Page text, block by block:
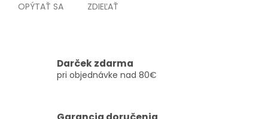
OPÝTAŤ SA ZDIEĽAŤ
Darček zdarma
pri objednávke nad 80€